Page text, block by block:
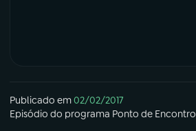
Publicado em02/02/2017
Episódio do programa Ponto de Encontro